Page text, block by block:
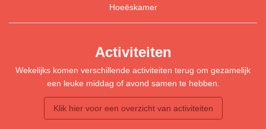
Hoeëskamer
Activiteiten
Wekelijks komen verschillende activiteiten terug om gezamelijk
een leuke middag of avond samen te hebben.
Klik hier voor een overzicht van activiteiten